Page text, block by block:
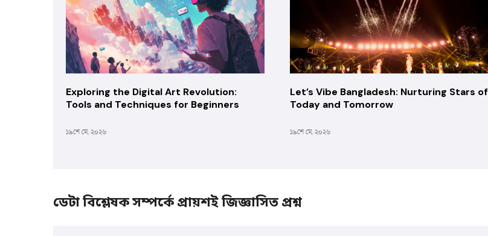
Exploring the Digital Art Revolution:
Tools and Techniques for Beginners
১৯শে মে, ২০২৬
Let’s Vibe Bangladesh: Nurturing Stars of
Today and Tomorrow
১৯শে মে, ২০২৬
ডেটা বিশ্লেষক সম্পর্কে প্রায়শই জিজ্ঞাসিত প্রশ্ন